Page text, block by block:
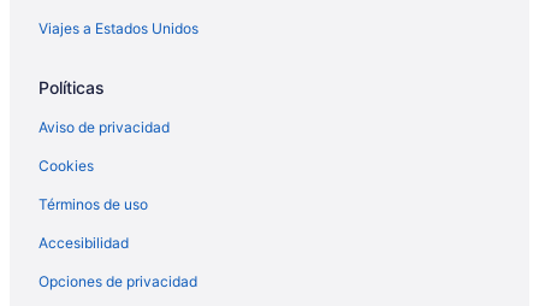
Viajes a Estados Unidos
Políticas
Aviso de privacidad
Cookies
Términos de uso
Accesibilidad
Opciones de privacidad